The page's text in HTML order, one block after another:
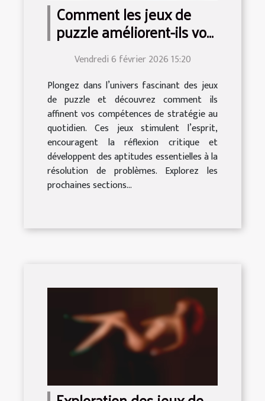
Comment les jeux de
puzzle améliorent-ils vos
compétences de
stratégie ?
Vendredi 6 février 2026 15:20
Plongez dans l’univers fascinant des jeux
de puzzle et découvrez comment ils
affinent vos compétences de stratégie au
quotidien. Ces jeux stimulent l’esprit,
encouragent la réflexion critique et
développent des aptitudes essentielles à la
résolution de problèmes. Explorez les
prochaines sections...